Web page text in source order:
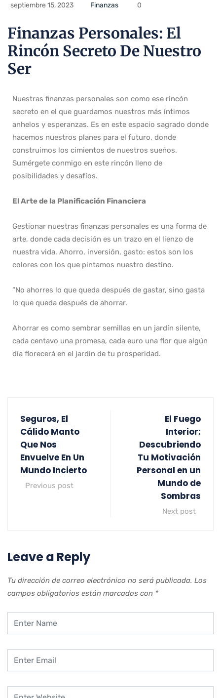
septiembre 15, 2023 Finanzas 0
Finanzas Personales: El
Rincón Secreto De Nuestro
Ser
Nuestras finanzas personales son como ese rincón
secreto en el que guardamos nuestros más íntimos
anhelos y esperanzas. Es en este espacio sagrado donde
hacemos nuestros planes para el futuro, donde
construimos los cimientos de nuestros sueños.
Sumérgete conmigo en este rincón lleno de
posibilidades y desafíos.
El Arte de la Planificación Financiera
Gestionar nuestras finanzas personales es una forma de
arte, donde cada decisión es un trazo en el lienzo de
nuestra vida. Ahorro, inversión, gasto: estos son los
colores con los que pintamos nuestro destino.
“No ahorres lo que queda después de gastar, sino gasta
lo que queda después de ahorrar.
Ahorrar es como sembrar semillas en un jardín silente,
cada centavo una promesa, cada euro una flor que algún
día florecerá en el jardín de tu prosperidad.
Seguros, El
Cálido Manto
Que Nos
Envuelve En Un
Mundo Incierto
Previous post
El Fuego
Interior:
Descubriendo
Tu Motivación
Personal en un
Mundo de
Sombras
Next post
Leave a Reply
Tu dirección de correo electrónico no será publicada. Los
campos obligatorios están marcados con *